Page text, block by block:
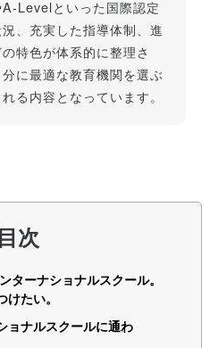
Levelといった国際認定
、充実した指導体制、進
特色が体系的に整理さ
に最適な教育機関を選ぶ
る内容となっています。
目次
ーナショナルスクール。
けたい。
ョナルスクールに通わ